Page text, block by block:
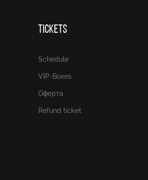
TICKETS
Schedule
VIP-Boxes
Оферта
Refund ticket